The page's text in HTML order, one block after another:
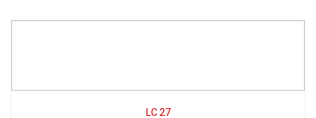
LC 27